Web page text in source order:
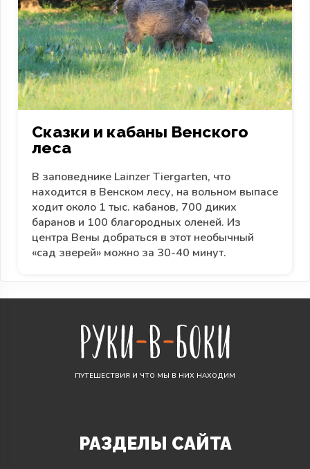
Сказки и кабаны Венского
леса
В заповеднике Lainzer Tiergarten, что
находится в Венском лесу, на вольном выпасе
ходит около 1 тыс. кабанов, 700 диких
баранов и 100 благородных оленей. Из
центра Вены добраться в этот необычный
«сад зверей» можно за 30-40 минут.
ПУТЕШЕСТВИЯ И ЧТО МЫ В НИХ НАХОДИМ
РАЗДЕЛЫ САЙТА